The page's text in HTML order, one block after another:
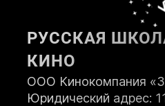
РУССКАЯ
КИНО
ООО Кинокомпания
Юридический адрес: